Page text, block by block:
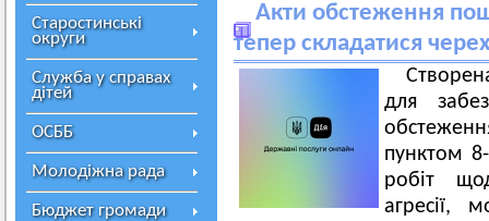
Старостинські
округи
Служба у справах
дітей
ОСББ
Молодіжна рада
Бюджет громади
Акти обстеження
тепер складатися
для
пунктом
робіт
агресії,